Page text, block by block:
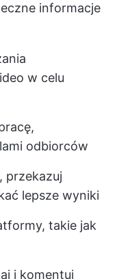
informacje
w celu
odbiorców
przekazuj
lepsze wyniki
takie jak
i komentuj